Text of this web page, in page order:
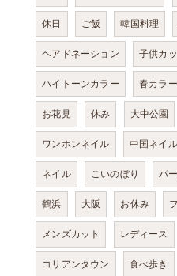
休日 ご飯 韓国料理
ヘアドネーション 子供カ
ハイトーンカラー 春カラー
お花見 休み 大中公園
ワンホンネイル 中国ネイル
ネイル こいのぼり パ
鶴浜 大阪 お休み
メンズカット レディース
コリアンタウン 食べ歩き